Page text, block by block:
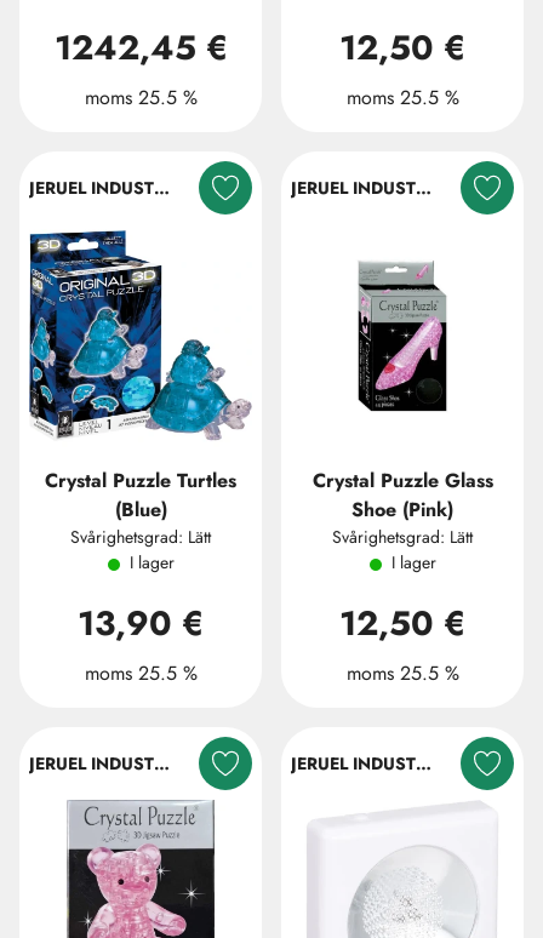
1242,45 €
moms 25.5 %
12,50 €
moms 25.5 %
JERUEL INDUSTRIAL COMPANY LTD.
Crystal Puzzle Turtles
(Blue)
Svårighetsgrad: Lätt
I lager
13,90 €
moms 25.5 %
JERUEL INDUSTRIAL COMPANY LTD.
Crystal Puzzle Glass
Shoe (Pink)
Svårighetsgrad: Lätt
I lager
12,50 €
moms 25.5 %
JERUEL INDUSTRIAL COMPANY LTD. JERUEL INDUSTRIAL COMPANY LTD.